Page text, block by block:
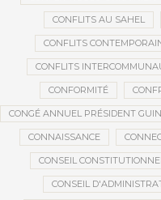
CONFLITS AU SAHEL
CONFLITS
CONFLITS
CONFORMITÉ
CONGÉ ANNUEL PRÉSIDENT
CONNAISSANCE
CONSEIL
CONSEIL